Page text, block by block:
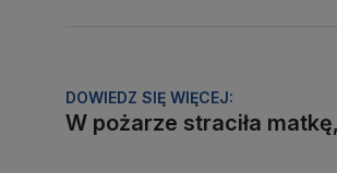
DOWIEDZ SIĘ WIĘCEJ:
W pożarze straciła